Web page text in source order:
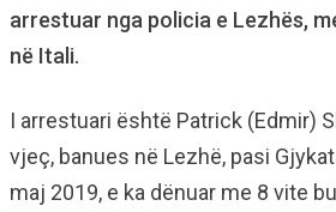
arrestuar nga policia e Lezhës,
në Itali.
I arrestuari është Patrick (Edmir)
vjeç, banues në Lezhë, pasi
maj 2019, e ka dënuar me 8 vite